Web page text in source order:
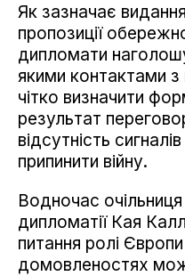
Як зазначає
пропозиції
дипломати
якими контактами
чітко визначити
результат
відсутність
припинити війну.
Водночас
дипломатії Кая
питання ролі
домовленостях